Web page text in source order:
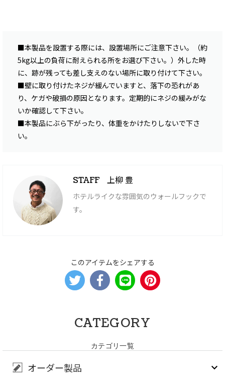
■本製品を設置する際には、設置場所にご注意下さい。（約
5kg以上の負荷に耐えられる所をお選び下さい。）外した時
に、跡が残っても差し支えのない場所に取り付けて下さい。
■壁に取り付けたネジが緩んでいますと、落下の恐れがあ
り、ケガや破損の原因となります。定期的にネジの緩みがな
いか確認して下さい。
■本製品にぶら下がったり、体重をかけたりしないで下さ
い。
STAFF 上柳 豊
ホテルライクな雰囲気のウォールフックで
す。
このアイテムをシェアする
CATEGORY
カテゴリ一覧
オーダー製品